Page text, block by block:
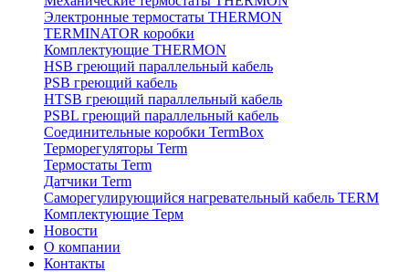
Электронные термостаты THERMON
TERMINATOR коробки
Комплектующие THERMON
HSB греющий параллельный кабель
PSB греющий кабель
HTSB греющий параллельный кабель
PSBL греющий параллельный кабель
Соединительные коробки TermBox
Терморегуляторы Term
Термостаты Term
Датчики Term
Саморегулирующийся нагревательный кабель TERM
Комплектующие Терм
Новости
О компании
Контакты